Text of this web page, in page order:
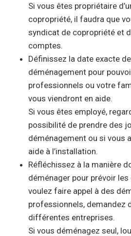
Si vous êtes propriétaire
copropriété, il faudra que
syndicat de copropriété et
comptes.
Définissez la date exacte
déménagement pour
professionnels ou votre
vous viendront en aide.
Si vous êtes employé,
possibilité de prendre des
déménagement ou si vous
aide à l’installation.
Réfléchissez à la manière
déménager pour prévoir
voulez faire appel à des
professionnels, demandez
différentes entreprises.
Si vous déménagez seul,